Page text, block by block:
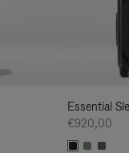
Essential
€920,00